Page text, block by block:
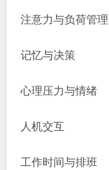
注意力与负荷管理
记忆与决策
心理压力与情绪
人机交互
工作时间与排班